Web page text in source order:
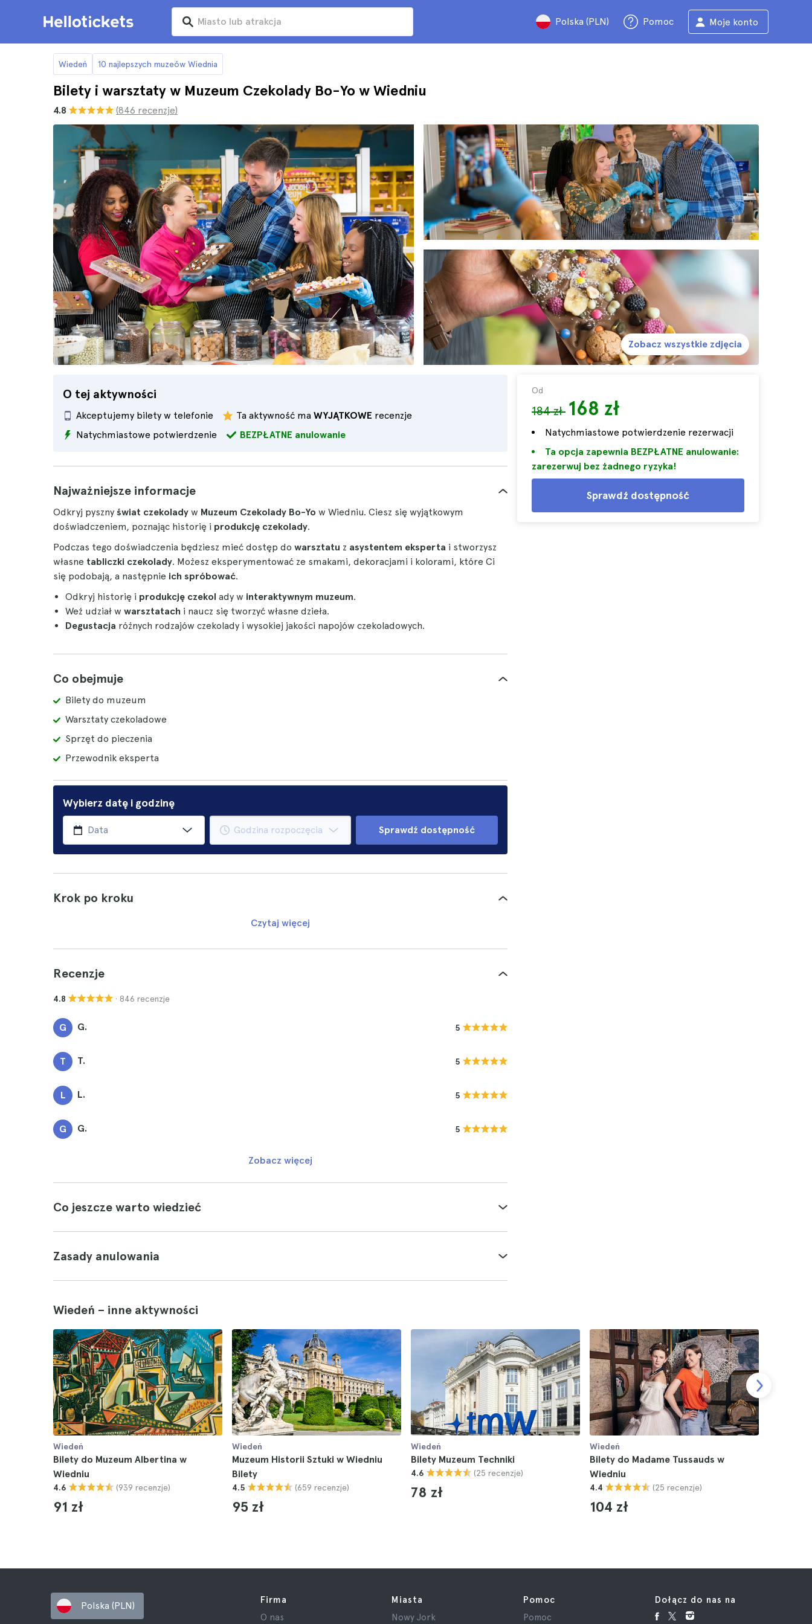
Polska (PLN) Pomoc Moje konto
Wiedeń 10 najlepszych muzeów Wiednia
Bilety i warsztaty w Muzeum Czekolady Bo-Yo w Wiedniu
4.8 (846 recenzje)
O tej aktywności
Akceptujemy bilety w telefonie Ta aktywność ma WYJĄTKOWE recenzje
Natychmiastowe potwierdzenie
BEZPŁATNE anulowanie
Od
184 zł 168 zł
Natychmiastowe potwierdzenie rezerwacji
Ta opcja zapewnia BEZPŁATNE anulowanie:
zarezerwuj bez żadnego ryzyka!
Sprawdź dostępność
Zobacz wszystkie zdjęcia
Najważniejsze informacje
Odkryj pyszny świat czekolady w Muzeum Czekolady Bo-Yo w Wiedniu. Ciesz się wyjątkowym
doświadczeniem, poznając historię i produkcję czekolady.
Podczas tego doświadczenia będziesz mieć dostęp do warsztatu z asystentem eksperta i stworzysz
własne tabliczki czekolady. Możesz eksperymentować ze smakami, dekoracjami i kolorami, które Ci
się podobają, a następnie ich spróbować.
Odkryj historię i produkcję czekol ady w interaktywnym muzeum.
Weź udział w warsztatach i naucz się tworzyć własne dzieła.
Degustacja różnych rodzajów czekolady i wysokiej jakości napojów czekoladowych.
Co obejmuje
Bilety do muzeum
Warsztaty czekoladowe
Sprzęt do pieczenia
Przewodnik eksperta
Wybierz datę i godzinę
Sprawdź dostępność
Krok po kroku
Czytaj więcej
Recenzje
4.8 · 846 recenzje
G G. 5
T T. 5
L L. 5
G G. 5
Zobacz więcej
Co jeszcze warto wiedzieć
Zasady anulowania
Wiedeń – inne aktywności
Wiedeń
Bilety do Muzeum Albertina w
Wiedniu
4.6 (939 recenzje)
91 zł
Wiedeń
Muzeum Historii Sztuki w Wiedniu
Bilety
4.5 (659 recenzje)
95 zł
Wiedeń
Bilety Muzeum Techniki
4.6 (25 recenzje)
78 zł
Wiedeń
Bilety do Madame Tussauds w
Wiedniu
4.4 (25 recenzje)
104 zł
Polska (PLN)
Firma
O nas
Miasta
Nowy Jork
Pomoc
Pomoc
Dołącz do nas na